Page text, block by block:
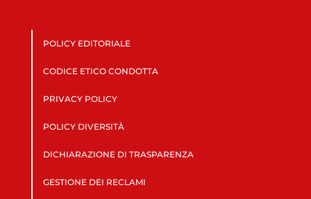
POLICY EDITORIALE
CODICE ETICO CONDOTTA
PRIVACY POLICY
POLICY DIVERSITÀ
DICHIARAZIONE DI TRASPARENZA
GESTIONE DEI RECLAMI